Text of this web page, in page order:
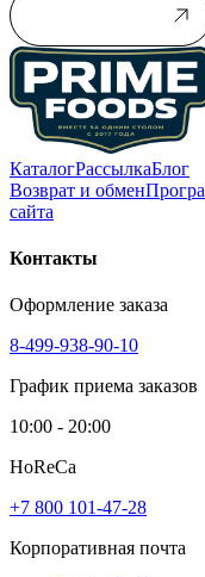
КаталогРассылкаБлог
Возврат и обмен
сайта
Контакты
Оформление заказа
8-499-938-90-10
График приема заказов
10:00 - 20:00
HoReCa
+7 800 101-47-28
Корпоративная почта